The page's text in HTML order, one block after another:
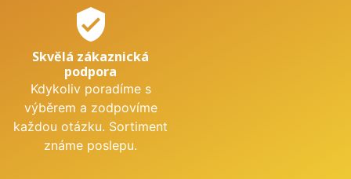
verified_user
Skvělá zákaznická
podpora
Kdykoliv poradíme s
výběrem a zodpovíme
každou otázku. Sortiment
známe poslepu.